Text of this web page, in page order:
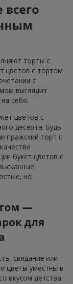
торты с
цветов с тортом
с
выглядит
себя.
цветов с
десерта. Будь
пражский торт с
букет цветов с
но
—
для
свидание или
цветы уместны в
вкусом детства